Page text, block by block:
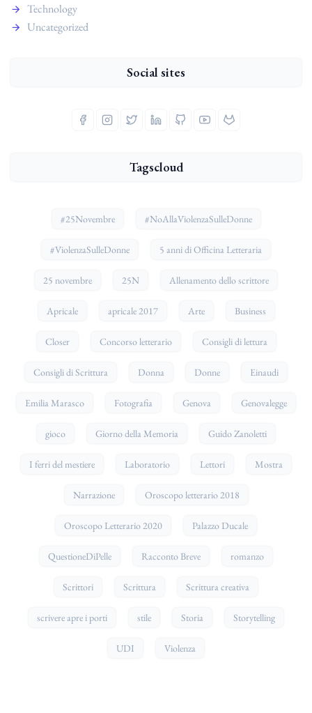
Technology
Uncategorized
Social sites
Tagscloud
#25Novembre #NoAllaViolenzaSulleDonne
#ViolenzaSulleDonne 5 anni di Officina Letteraria
25 novembre 25N Allenamento dello scrittore
Apricale apricale 2017 Arte Business
Closer Concorso letterario Consigli di lettura
Consigli di Scrittura Donna Donne Einaudi
Emilia Marasco Fotografia Genova Genovalegge
gioco Giorno della Memoria Guido Zanoletti
I ferri del mestiere Laboratorio Lettori Mostra
Narrazione Oroscopo letterario 2018
Oroscopo Letterario 2020 Palazzo Ducale
QuestioneDiPelle Racconto Breve romanzo
Scrittori Scrittura Scrittura creativa
scrivere apre i porti stile Storia Storytelling
UDI Violenza